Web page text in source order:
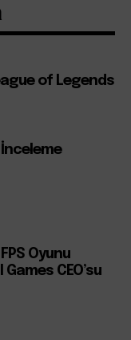
of Legends
Oyunu
CEO’su